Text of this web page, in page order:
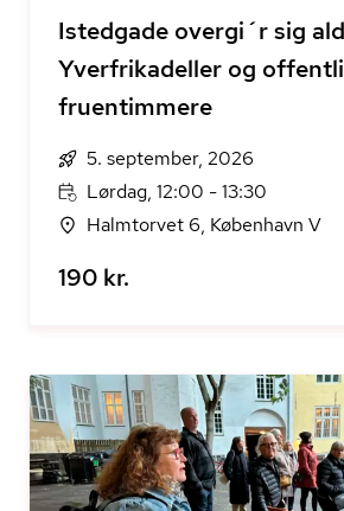
Istedgade overgi´r sig
Yverfrikadeller og
fruentimmere
5. september, 2026
Lørdag, 12:00 - 13:30
Halmtorvet 6, København V
190 kr.